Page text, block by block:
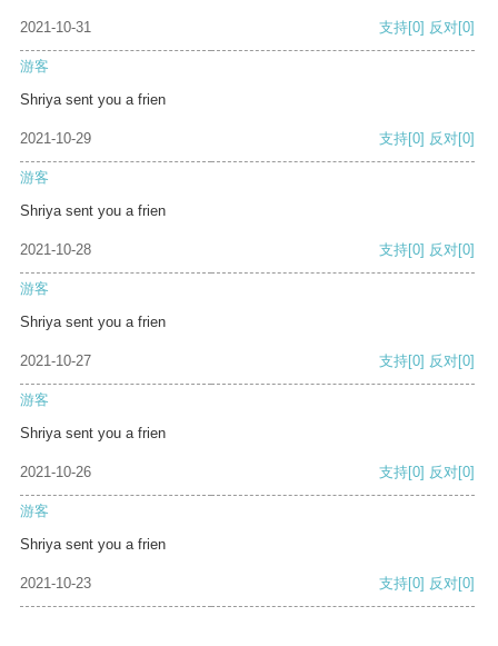
2021-10-31 支持[0] 反对[0]
游客
Shriya sent you a frien
2021-10-29 支持[0] 反对[0]
游客
Shriya sent you a frien
2021-10-28 支持[0] 反对[0]
游客
Shriya sent you a frien
2021-10-27 支持[0] 反对[0]
游客
Shriya sent you a frien
2021-10-26 支持[0] 反对[0]
游客
Shriya sent you a frien
2021-10-23 支持[0] 反对[0]